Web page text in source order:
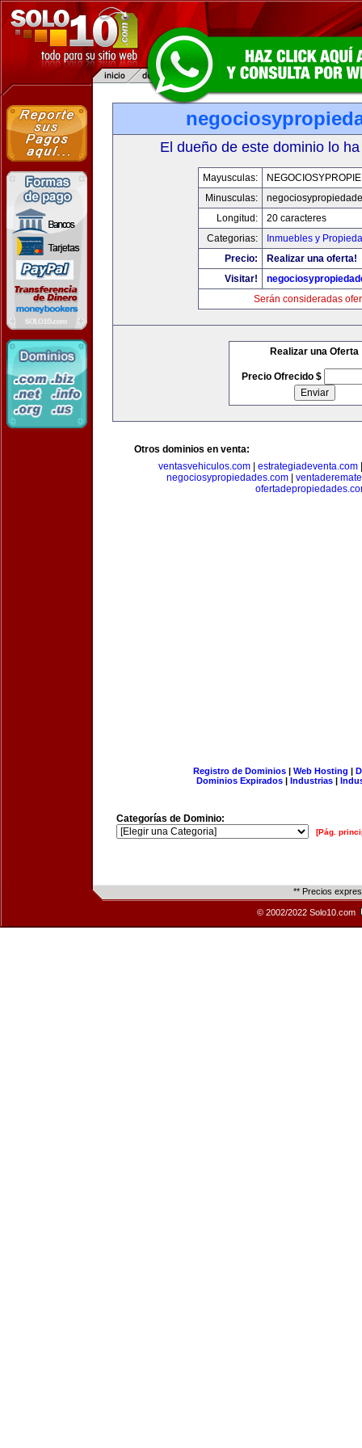
El dueño de este dominio lo
Mayusculas:
Minusculas:
Longitud:
20 caracteres
Categorias:
Inmuebles y
Precio:
Realizar una oferta!
Visitar!
Serán consideradas
Realizar una Oferta
Precio Ofrecido $
Otros dominios en venta:
ventasvehiculos.com
estrategiadeventa.com
negociosypropiedades.com
Registro de Dominios| Web Hosting |
Dominios Expirados | Industrias |
Categorías de Dominio:
[Pág.
** Precios
© 2002/2022 Solo10.com